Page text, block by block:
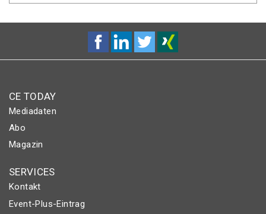
CE TODAY
Mediadaten
Abo
Magazin
SERVICES
Kontakt
Event-Plus-Eintrag